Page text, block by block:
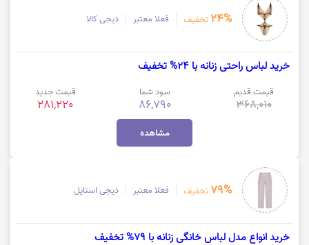
24% تخفیف فعلا معتبر دیجی کالا
خرید لباس راحتی زنانه با 24% تخفیف
قیمت قدیم
368,010
سود شما
86,790
قیمت جدید
281,220
مشاهده
79% تخفیف فعلا معتبر دیجی استایل
خرید انواع مدل لباس خانگی زنانه با 79% تخفیف